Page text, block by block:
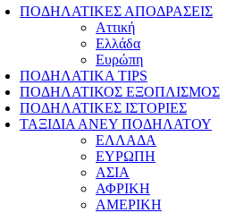
ΠΟΔΗΛΑΤΙΚΕΣ ΑΠΟΔΡΑΣΕΙΣ
Αττική
Ελλάδα
Ευρώπη
ΠΟΔΗΛΑΤΙΚΑ TIPS
ΠΟΔΗΛΑΤΙΚΟΣ ΕΞΟΠΛΙΣΜΟΣ
ΠΟΔΗΛΑΤΙΚΕΣ ΙΣΤΟΡΙΕΣ
ΤΑΞΙΔΙΑ ΑΝΕΥ ΠΟΔΗΛΑΤΟΥ
ΕΛΛΑΔΑ
ΕΥΡΩΠΗ
ΑΣΙΑ
ΑΦΡΙΚΗ
ΑΜΕΡΙΚΗ